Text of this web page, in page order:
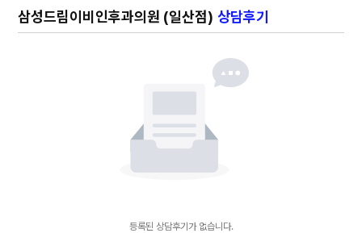
삼성드림이비인후과의원 (일산점) 상담후기
등록된 상담후기가 없습니다.